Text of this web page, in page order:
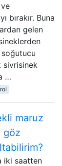
bırakır. Buna
gelen
sivrisinek
…
maruz
göz
iki saatten